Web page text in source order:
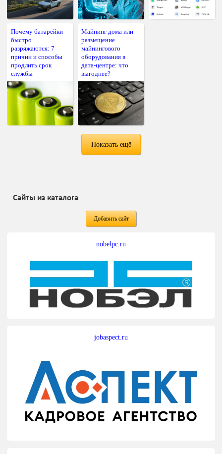
Почему батарейки
быстро
разряжаются: 7
причин и способы
продлить срок
службы
Майнинг дома или
размещение
майнингового
оборудования в
дата-центре: что
выгоднее?
Показать ещё
Сайты из каталога
Добавить сайт
nobelpc.ru
jobaspect.ru